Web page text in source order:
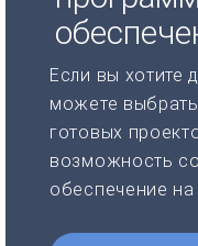
Если вы хотите
можете
готовых
возможность
обеспечение на